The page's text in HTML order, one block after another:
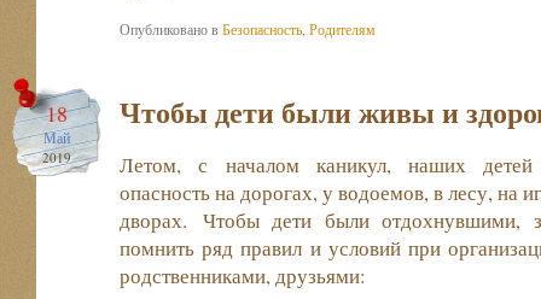
Опубликовано вБезопасность Родителям
18
Май
2019
Чтобы дети были живы и
Летом, с началом каникул, наших детей
опасность на дорогах, у водоемов, в лесу, на
дворах. Чтобы дети были
помнить ряд правил и условий при
родственниками, друзьями: